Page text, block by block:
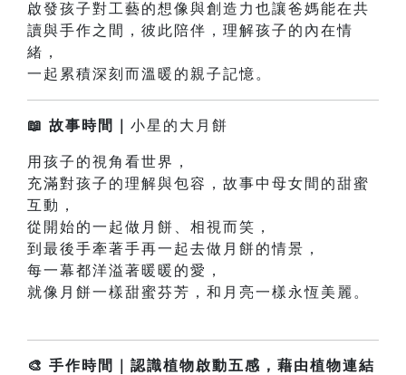
啟發孩子對工藝的想像與創造力也讓爸媽能在共
讀與手作之間，彼此陪伴，理解孩子的內在情
緒，
一起累積深刻而溫暖的親子記憶。
📖 故事時間｜ 小星的大月餅
用孩子的視角看世界，
充滿對孩子的理解與包容，故事中母女間的甜蜜
互動，
從開始的一起做月餅、相視而笑，
到最後手牽著手再一起去做月餅的情景，
每一幕都洋溢著暖暖的愛，
就像月餅一樣甜蜜芬芳，和月亮一樣永恆美麗。
🎨 手作時間｜認識植物啟動五感，藉由植物連結